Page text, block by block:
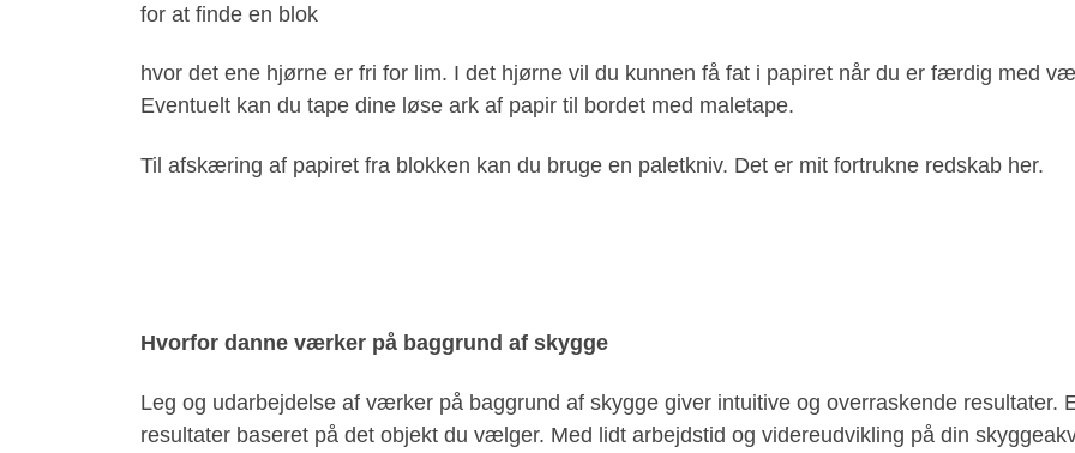
for at finde en blok
hvor det ene hjørne er fri for lim. I det hjørne vil du kunnen få fat i papiret når du er færdig med
Eventuelt kan du tape dine løse ark af papir til bordet med maletape.
Til afskæring af papiret fra blokken kan du bruge en paletkniv. Det er mit fortrukne redskab her.
Hvorfor danne værker på baggrund af skygge
Leg og udarbejdelse af værker på baggrund af skygge giver intuitive og overraskende resultater.
resultater baseret på det objekt du vælger. Med lidt arbejdstid og videreudvikling på din